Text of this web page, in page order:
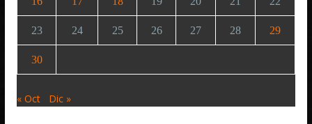
23 24 25 26 27 28 29
30
« Oct Dic »